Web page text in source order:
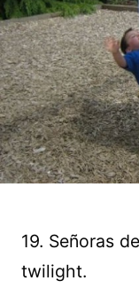
19. Señoras
twilight.